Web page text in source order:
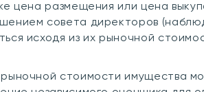
цена размещения или цена
совета директоров
исходя из их рыночной
стоимости имущества